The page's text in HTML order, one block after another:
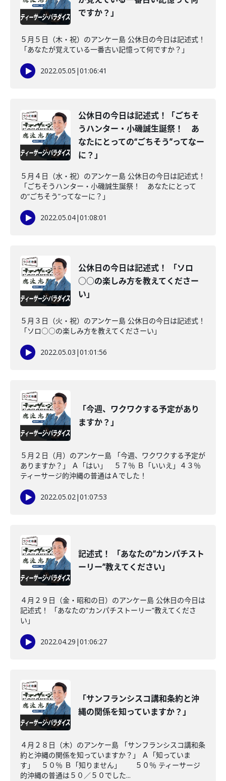
ですか？」
５月５日（木・祝）のアンケー島 公休日の今日は記述式！
「あなたが覚えている一番古い記憶って何ですか？」
2022.05.05 |01:06:41
公休日の今日は記述式！「ごちそ
うハンター・小磯誠生誕祭！ あ
なたにとっての“ごちそう”ってなー
に？」
５月４日（水・祝）のアンケー島 公休日の今日は記述式！
「ごちそうハンター・小磯誠生誕祭！ あなたにとって
の“ごちそう”ってなーに？」
2022.05.04|01:08:01
公休日の今日は記述式！ 「ソロ
○○の楽しみ方を教えてくださー
い」
５月３日（火・祝）のアンケー島 公休日の今日は記述式！
「ソロ○○の楽しみ方を教えてくださーい」
2022.05.03 |01:01:56
「今週、ワクワクする予定があり
ますか？」
５月２日（月）のアンケー島 「今週、ワクワクする予定が
ありますか？」 Ａ「はい」 ５７％ Ｂ「いいえ」４３％
ティーサージ的沖縄の普通はＡでした！
2022.05.02|01:07:53
記述式！ 「あなたの”カンパチスト
ーリー”教えてください」
４月２９日（金・昭和の日）のアンケー島 公休日の今日は
記述式！ 「あなたの”カンパチストーリー”教えてくださ
い」
2022.04.29 |01:06:27
「サンフランシスコ講和条約と沖
縄の関係を知っていますか？」
４月２８日（木）のアンケー島 「サンフランシスコ講和条
約と沖縄の関係を知っていますか？」 Ａ「知っていま
す」 ５０％ Ｂ「知りません」 ５０％ ティーサージ
的沖縄の普通は５０／５０でした...